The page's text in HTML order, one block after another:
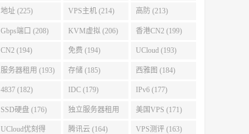
地址 (225) VPS主机 (214) 高防 (213)
Gbps端口 (208) KVM虚拟 (206) 香港CN2 (199)
CN2 (194) 免费 (194) UCloud (193)
服务器租用 (193) 存储 (185) 西雅图 (184)
4837 (182) IDC (179) IPv6 (177)
SSD硬盘 (176) 独立服务器租用
(175)
美国VPS (171)
UCloud优刻得 腾讯云 (164) VPS测评 (163)